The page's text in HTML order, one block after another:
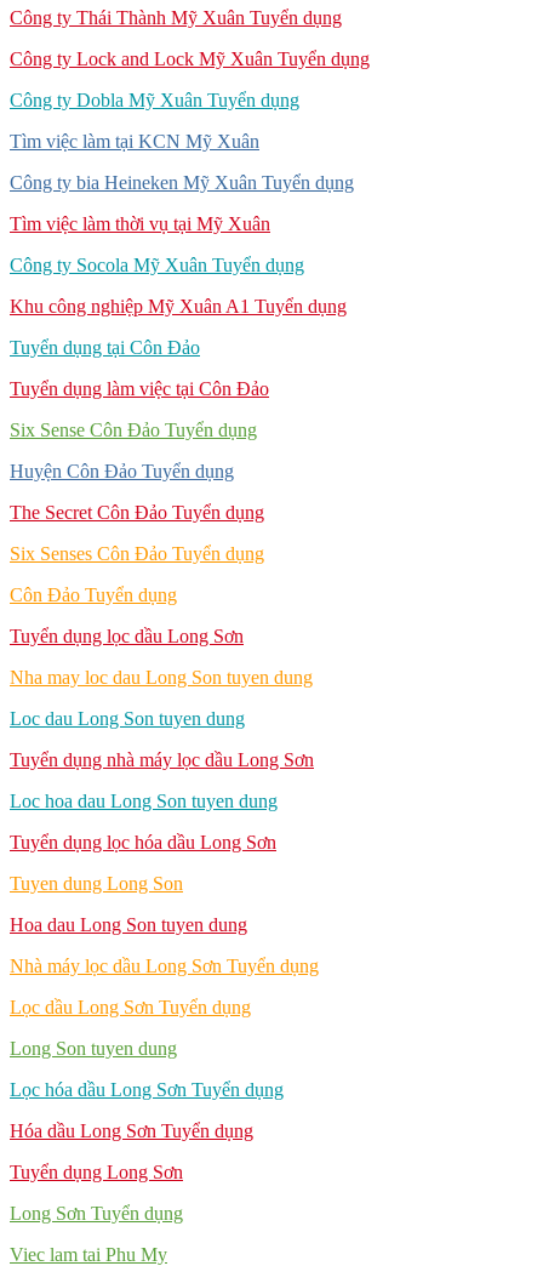
Công ty Thái Thành Mỹ Xuân Tuyển dụng
Công ty Lock and Lock Mỹ Xuân Tuyển dụng
Công ty Dobla Mỹ Xuân Tuyển dụng
Tìm việc làm tại KCN Mỹ Xuân
Công ty bia Heineken Mỹ Xuân Tuyển dụng
Tìm việc làm thời vụ tại Mỹ Xuân
Công ty Socola Mỹ Xuân Tuyển dụng
Khu công nghiệp Mỹ Xuân A1 Tuyển dụng
Tuyển dụng tại Côn Đảo
Tuyển dụng làm việc tại Côn Đảo
Six Sense Côn Đảo Tuyển dụng
Huyện Côn Đảo Tuyển dụng
The Secret Côn Đảo Tuyển dụng
Six Senses Côn Đảo Tuyển dụng
Côn Đảo Tuyển dụng
Tuyển dụng lọc dầu Long Sơn
Nha may loc dau Long Son tuyen dung
Loc dau Long Son tuyen dung
Tuyển dụng nhà máy lọc dầu Long Sơn
Loc hoa dau Long Son tuyen dung
Tuyển dụng lọc hóa dầu Long Sơn
Tuyen dung Long Son
Hoa dau Long Son tuyen dung
Nhà máy lọc dầu Long Sơn Tuyển dụng
Lọc dầu Long Sơn Tuyển dụng
Long Son tuyen dung
Lọc hóa dầu Long Sơn Tuyển dụng
Hóa dầu Long Sơn Tuyển dụng
Tuyển dụng Long Sơn
Long Sơn Tuyển dụng
Viec lam tai Phu My